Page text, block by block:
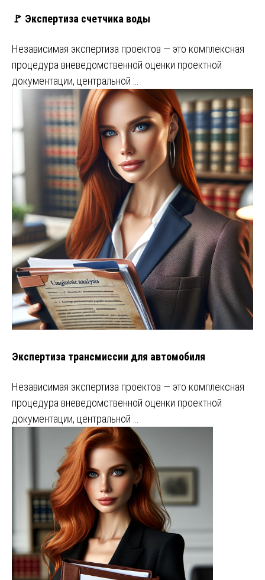
🚩 Экспертиза счетчика воды
Независимая экспертиза проектов — это комплексная
процедура вневедомственной оценки проектной
документации, центральной …
Экспертиза трансмиссии для автомобиля
Независимая экспертиза проектов — это комплексная
процедура вневедомственной оценки проектной
документации, центральной …